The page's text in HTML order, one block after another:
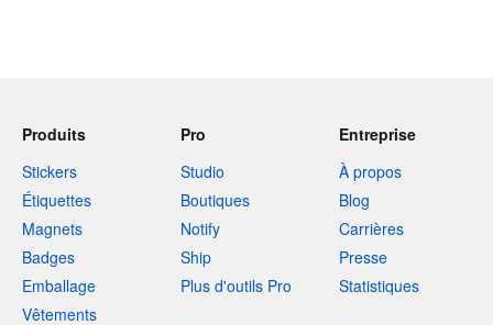
Produits
Stickers
Étiquettes
Magnets
Badges
Emballage
Vêtements
Pro
Studio
Boutiques
Notify
Ship
Plus d'outils Pro
Entreprise
À propos
Blog
Carrières
Presse
Statistiques